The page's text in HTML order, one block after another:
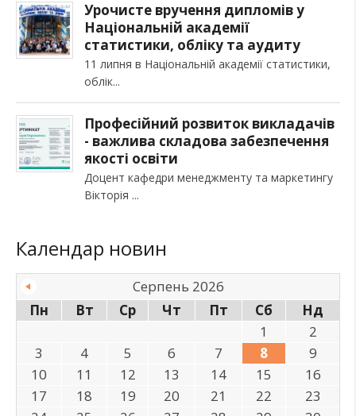
Урочисте вручення дипломів у
Національній академії
статистики, обліку та аудиту
11 липня в Національній академії статистики,
облік
Професійний розвиток викладачів
- важлива складова забезпечення
якості освіти
Доцент кафедри менеджменту та маркетингу
Вікторія
Календар новин
Серпень 2026
Пн
Вт Ср Чт Пт Сб
Нд
1
2
3
4 5 6 7 8
9
10
11 12 13 14 15
16
17
18 19 20 21 22
23